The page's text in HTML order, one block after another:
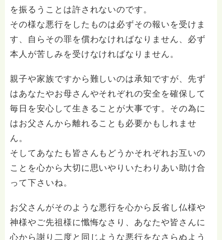
を振るうことは許されないのです。
その様な悪行をしたものは必ずその報いを受けま
す、自らその罪を償わなければなりません、必ず
本人が苦しみを受けなければなりません。
親子や家族ですから難しいのは承知ですが、先ず
はあなたやお母さんやそれぞれの安全を確保して
毎日を安心して生きることが大事です。その為に
はお父さんから離れることも必要かもしれませ
ん。
そしてあなたも皆さんもどうかそれぞれお互いの
ことを心から大切に思いやりいたわりあい助け合
って下さいね。
お父さんがそのような悪行を心から反省し仏様や
神様やご先祖様に懺悔なさり、あなたや皆さんに
心から謝り二度と同じような悪行をなさらぬよう